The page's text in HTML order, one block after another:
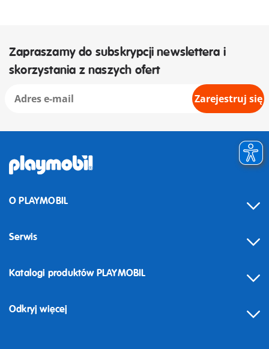
Zapraszamy do subskrypcji newslettera i
skorzystania z naszych ofert
Zarejestruj się
O PLAYMOBIL
Serwis
Odstąpienie od umowy
Katalogi produktów PLAYMOBIL
Odkryj więcej